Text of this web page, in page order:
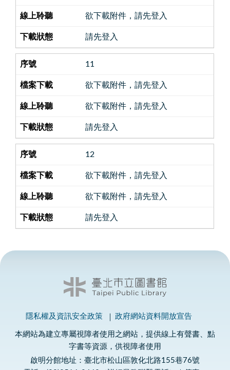
欲下載附件，請先登入
請先登入
11
欲下載附件，請先登入
欲下載附件，請先登入
請先登入
12
欲下載附件，請先登入
欲下載附件，請先登入
請先登入
隱私權及資訊安全政策 政府網站資料開放宣告
本網站為建立專屬視障者使用之網站，提供線上有聲書、點
字書等資源，供視障者使用
啟明分館地址：臺北市松山區敦化北路155巷76號